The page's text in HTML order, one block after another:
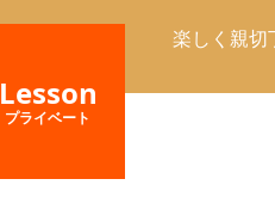
Lesson
プライベート
楽しく親切